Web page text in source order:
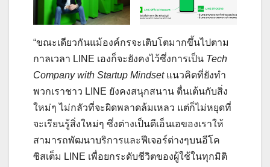
“ขณะเดียวกันแม้องค์กรจะเติบโตมากขึ้นไปตาม
กาลเวลา LINE เองก็จะยังคงไว้ซึ่งการเป็น Tech
Company with Startup Mindset แนวคิดที่ยังทำ
พวกเราชาว LINE ยังคงสนุกสนาน ตื่นเต้นกับสิ่ง
ใหม่ๆ ไม่กลัวที่จะผิดพลาดล้มเหลว แต่ก็ไม่หยุดที่
จะเรียนรู้สิ่งใหม่ๆ ซึ่งต่างเป็นดีเอ็นเอของเราให้
สามารถพัฒนาบริการและฟีเจอร์ต่างๆบนอีโค
ซิสเต็ม LINE เพื่อยกระดับชีวิตของผู้ใช้ในทุกมิติ